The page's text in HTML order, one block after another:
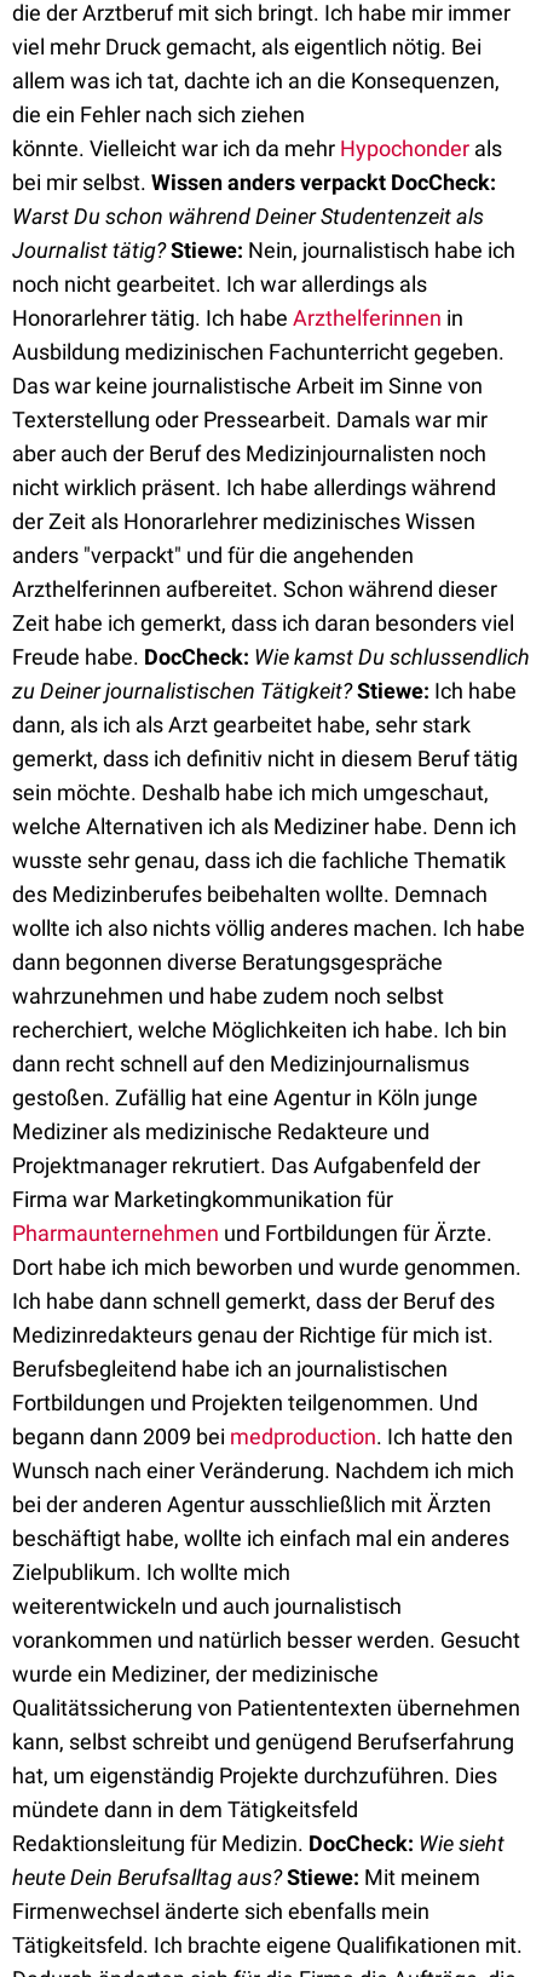
die der Arztberuf mit sich bringt. Ich habe mir immer
viel mehr Druck gemacht, als eigentlich nötig. Bei
allem was ich tat, dachte ich an die Konsequenzen,
die ein Fehler nach sich ziehen
könnte. Vielleicht war ich da mehr Hypochonder als
bei mir selbst. Wissen anders verpackt DocCheck:
Warst Du schon während Deiner Studentenzeit als
Journalist tätig?Stiewe: Nein, journalistisch habe ich
noch nicht gearbeitet. Ich war allerdings als
Honorarlehrer tätig. Ich habe Arzthelferinnen in
Ausbildung medizinischen Fachunterricht gegeben.
Das war keine journalistische Arbeit im Sinne von
Texterstellung oder Pressearbeit. Damals war mir
aber auch der Beruf des Medizinjournalisten noch
nicht wirklich präsent. Ich habe allerdings während
der Zeit als Honorarlehrer medizinisches Wissen
anders "verpackt" und für die angehenden
Arzthelferinnen aufbereitet. Schon während dieser
Zeit habe ich gemerkt, dass ich daran besonders viel
Freude habe. DocCheck: Wie kamst Du schlussendlich
zu Deiner journalistischen Tätigkeit?Stiewe: Ich habe
dann, als ich als Arzt gearbeitet habe, sehr stark
gemerkt, dass ich definitiv nicht in diesem Beruf tätig
sein möchte. Deshalb habe ich mich umgeschaut,
welche Alternativen ich als Mediziner habe. Denn ich
wusste sehr genau, dass ich die fachliche Thematik
des Medizinberufes beibehalten wollte. Demnach
wollte ich also nichts völlig anderes machen. Ich habe
dann begonnen diverse Beratungsgespräche
wahrzunehmen und habe zudem noch selbst
recherchiert, welche Möglichkeiten ich habe. Ich bin
dann recht schnell auf den Medizinjournalismus
gestoßen. Zufällig hat eine Agentur in Köln junge
Mediziner als medizinische Redakteure und
Projektmanager rekrutiert. Das Aufgabenfeld der
Firma war Marketingkommunikation für
Pharmaunternehmen und Fortbildungen für Ärzte.
Dort habe ich mich beworben und wurde genommen.
Ich habe dann schnell gemerkt, dass der Beruf des
Medizinredakteurs genau der Richtige für mich ist.
Berufsbegleitend habe ich an journalistischen
Fortbildungen und Projekten teilgenommen. Und
begann dann 2009 bei medproduction. Ich hatte den
Wunsch nach einer Veränderung. Nachdem ich mich
bei der anderen Agentur ausschließlich mit Ärzten
beschäftigt habe, wollte ich einfach mal ein anderes
Zielpublikum. Ich wollte mich
weiterentwickeln und auch journalistisch
vorankommen und natürlich besser werden. Gesucht
wurde ein Mediziner, der medizinische
Qualitätssicherung von Patiententexten übernehmen
kann, selbst schreibt und genügend Berufserfahrung
hat, um eigenständig Projekte durchzuführen. Dies
mündete dann in dem Tätigkeitsfeld
Redaktionsleitung für Medizin. DocCheck: Wie sieht
heute Dein Berufsalltag aus?Stiewe: Mit meinem
Firmenwechsel änderte sich ebenfalls mein
Tätigkeitsfeld. Ich brachte eigene Qualifikationen mit.